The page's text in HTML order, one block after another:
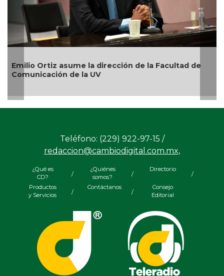
Ortiz asume la dirección de la Facultad de
de la UV
Lleva
Teléfono: (229) 922-97-15 /
redaccion@cambiodigital.com.mx,
¿Qué es
CD?
/
¿Quiénes
somos?
/
Directorio
/
Productos
y Servicios
/
Contáctanos
/
Consejo
Editorial